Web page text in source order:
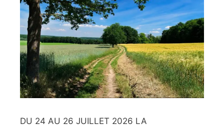
DU 24 AU 26 JUILLET 2026 LA